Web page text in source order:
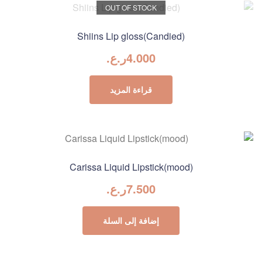
OUT OF STOCK
Shiins Lip gloss(Candied)
4.000ر.ع.
قراءة المزيد
Carissa Liquid Lipstick(mood)
7.500ر.ع.
إضافة إلى السلة